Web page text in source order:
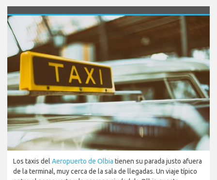
Los taxis del Aeropuerto de Olbia tienen su parada justo afuera
de la terminal, muy cerca de la sala de llegadas. Un viaje típico